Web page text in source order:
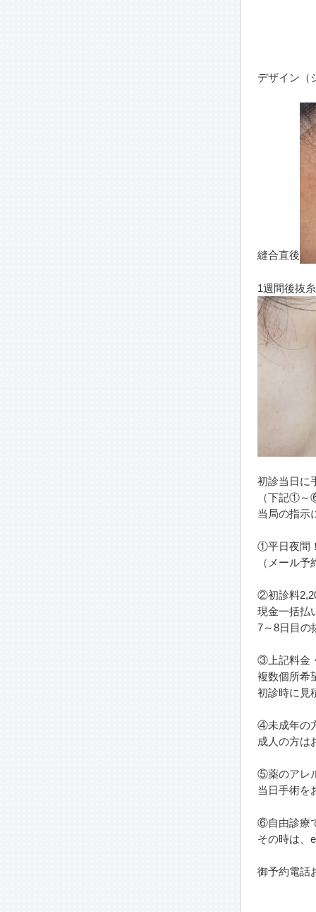
デザイン（
縫合直後
1週間後抜
初診当日に
（下記①～
当局の指示
①平日夜間
（メール
②初診料
現金一括払
7～8日目の
③上記料金
複数個所希
初診時に見
④未成年の
成人の方は
⑤薬のアレ
当日手術を
⑥自由診療
その時は、
御予約電話